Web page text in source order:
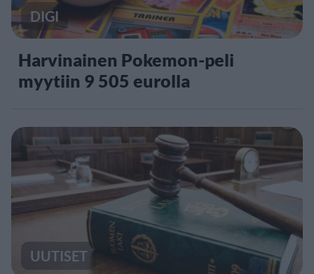
DIGI
Harvinainen Pokemon-peli
myytiin 9 505 eurolla
UUTISET